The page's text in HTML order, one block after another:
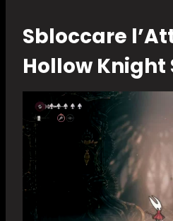
Sbloccare
Hollow Knight